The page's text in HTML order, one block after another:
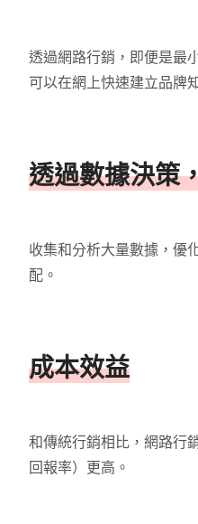
透過網路行銷，即便是最
可以在網上快速建立品牌
透過數據決策
收集和分析大量數據，優
配。
成本效益
和傳統行銷相比，網路行
回報率）更高。